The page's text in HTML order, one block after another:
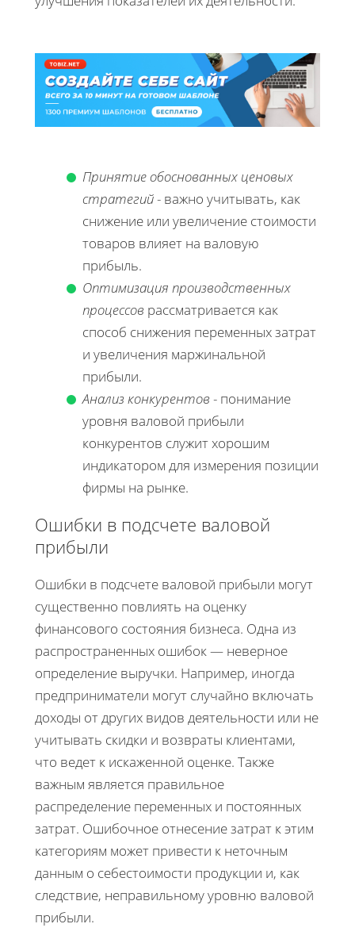
Принятие обоснованных ценовых
стратегий- важно учитывать, как
снижение или увеличение стоимости
товаров влияет на валовую
прибыль.
Оптимизация производственных
процессов рассматривается как
способ снижения переменных затрат
и увеличения маржинальной
прибыли.
Анализ конкурентов - понимание
уровня валовой прибыли
конкурентов служит хорошим
индикатором для измерения позиции
фирмы на рынке.
Ошибки в подсчете валовой
прибыли
Ошибки в подсчете валовой прибыли могут
существенно повлиять на оценку
финансового состояния бизнеса. Одна из
распространенных ошибок — неверное
определение выручки. Например, иногда
предприниматели могут случайно включать
доходы от других видов деятельности или не
учитывать скидки и возвраты клиентами,
что ведет к искаженной оценке. Также
важным является правильное
распределение переменных и постоянных
затрат. Ошибочное отнесение затрат к этим
категориям может привести к неточным
данным о себестоимости продукции и, как
следствие, неправильному уровню валовой
прибыли.